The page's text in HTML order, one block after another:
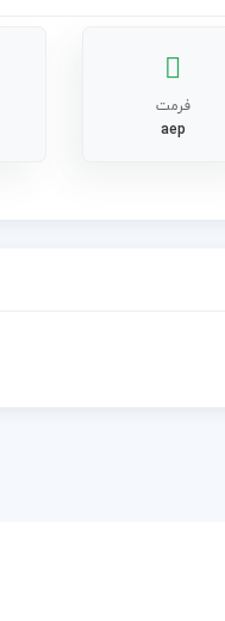
فرمت
aep